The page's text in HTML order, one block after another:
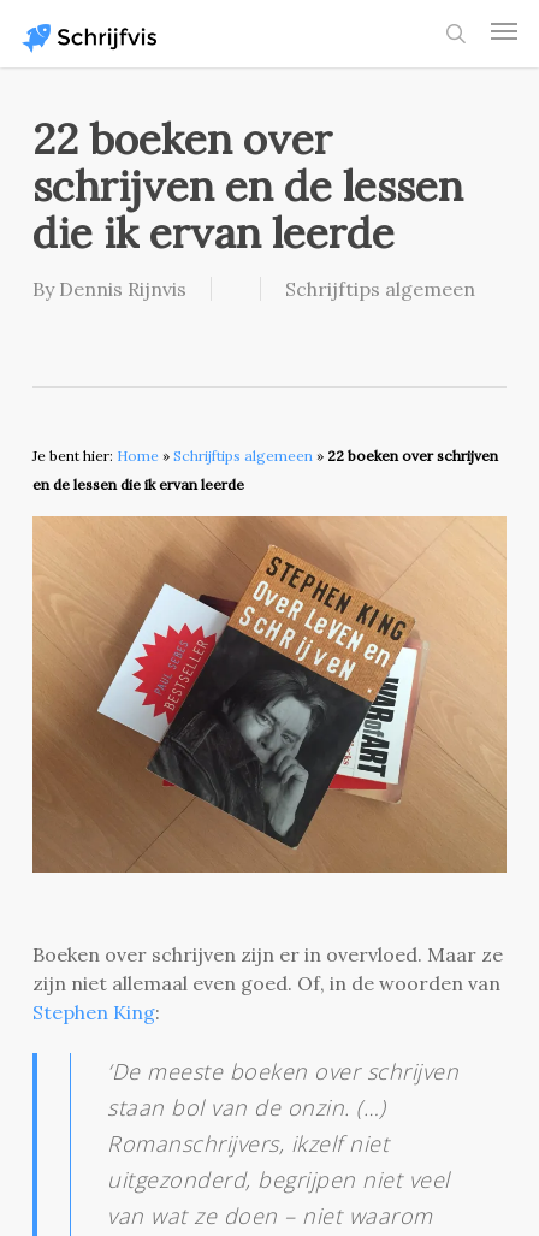
main
22 boeken over
schrijven en de lessen
die ik ervan leerde
By Dennis Rijnvis Schrijftips algemeen
Je bent hier: Home» Schrijftips algemeen» 22 boeken over schrijven
en de lessen die ik ervan leerde
Boeken over schrijven zijn er in overvloed. Maar ze
zijn niet allemaal even goed. Of, in de woorden van
Stephen King:
‘De meeste boeken over schrijven
staan bol van de onzin. (…)
Romanschrijvers, ikzelf niet
uitgezonderd, begrijpen niet veel
van wat ze doen – niet waarom